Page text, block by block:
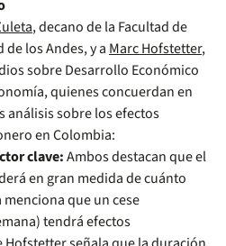
, decano de la Facultad de
los Andes, y a Marc Hofstetter,
sobre Desarrollo Económico
quienes concuerdan en
análisis sobre los efectos
en Colombia:
clave:Ambos destacan que el
en gran medida de cuánto
que un cese
tendrá efectos